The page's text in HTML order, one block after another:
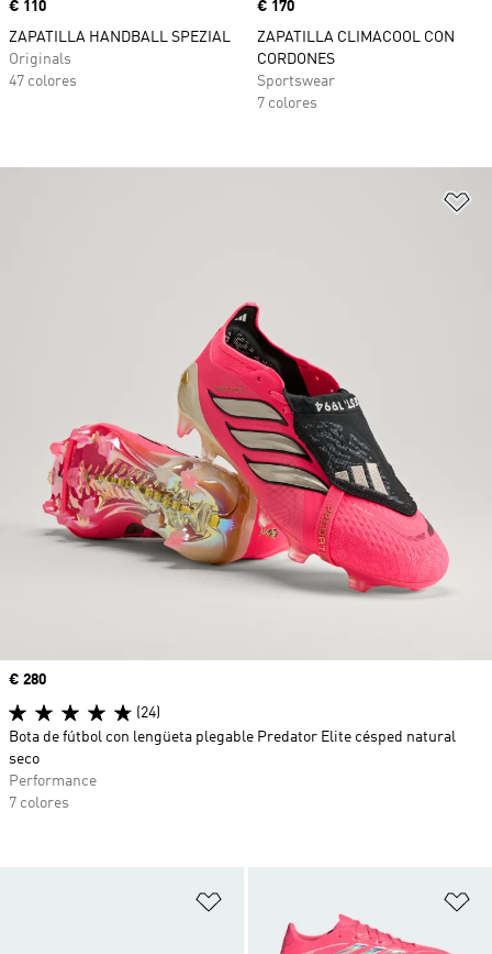
Precio
€ 110
ZAPATILLA HANDBALL SPEZIAL
Originals
47 colores
Precio
€ 170
ZAPATILLA CLIMACOOL CON
CORDONES
Sportswear
7 colores
Precio
€ 280
(24)
Bota de fútbol con lengüeta plegable Predator Elite césped natural
seco
Performance
7 colores